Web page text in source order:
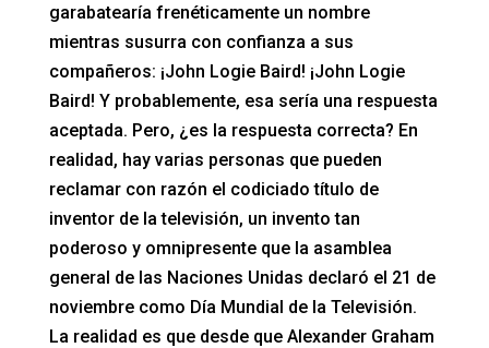
garabatearía frenéticamente un nombre
mientras susurra con confianza a sus
compañeros: ¡John Logie Baird! ¡John Logie
Baird! Y probablemente, esa sería una respuesta
aceptada. Pero, ¿es la respuesta correcta? En
realidad, hay varias personas que pueden
reclamar con razón el codiciado título de
inventor de la televisión, un invento tan
poderoso y omnipresente que la asamblea
general de las Naciones Unidas declaró el 21 de
noviembre como Día Mundial de la Televisión.
La realidad es que desde que Alexander Graham